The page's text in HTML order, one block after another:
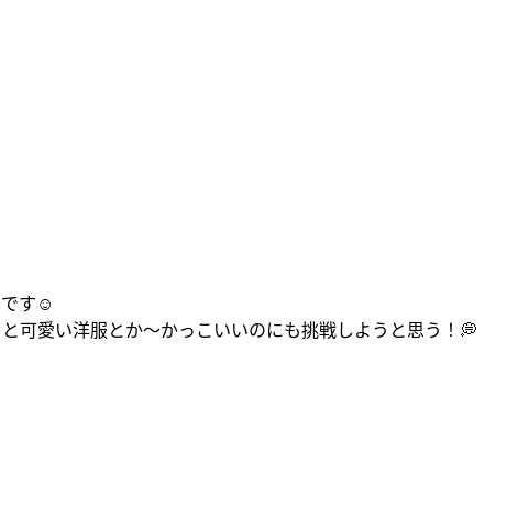
です☺️
可愛い洋服とか〜かっこいいのにも挑戦しようと思う！💭